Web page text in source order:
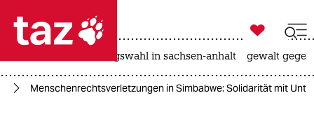
 taz zahl ich
taz zahl ich

taz zahl ich
landtagswahl in sachsen-anhalt gewalt
Menschenrechtsverletzungen in Simbabwe: Solidarität mit